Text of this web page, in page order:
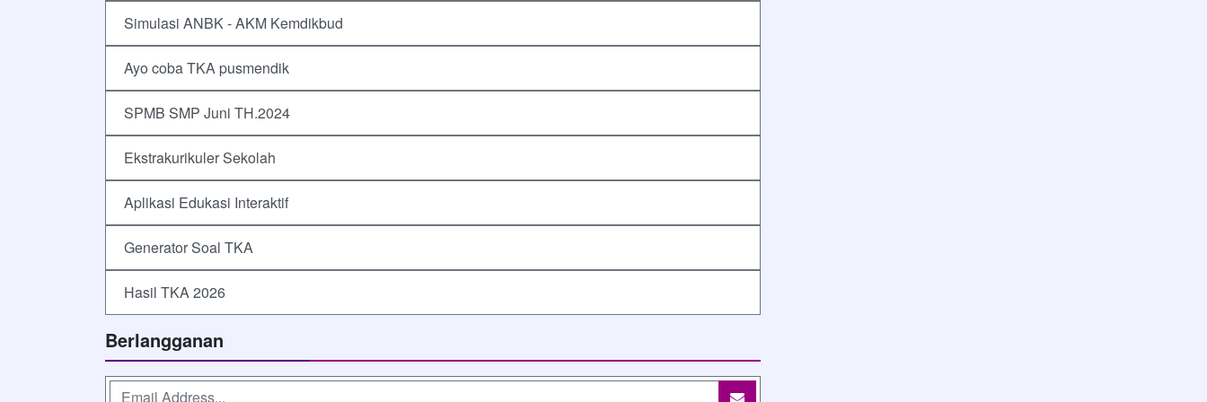
Simulasi ANBK - AKM Kemdikbud
Ayo coba TKA pusmendik
SPMB SMP Juni TH.2024
Ekstrakurikuler Sekolah
Aplikasi Edukasi Interaktif
Generator Soal TKA
Hasil TKA 2026
Berlangganan